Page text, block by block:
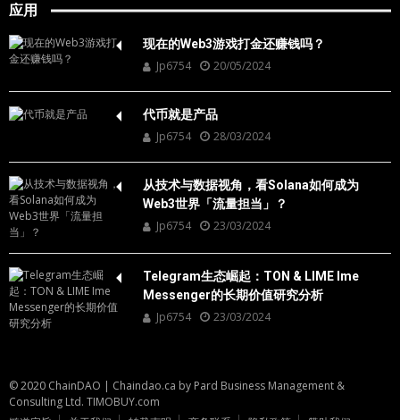
应用
现在的Web3游戏打金还赚钱吗？
Jp6754 20/05/2024
代币就是产品
Jp6754 28/03/2024
从技术与数据视角，看Solana如何成为
Web3世界「流量担当」？
Jp6754 23/03/2024
Telegram生态崛起：TON & LIME Ime
Messenger的长期价值研究分析
Jp6754 23/03/2024
© 2020 ChainDAO | Chaindao.ca by Pard Business Management &
Consulting Ltd. TIMOBUY.com